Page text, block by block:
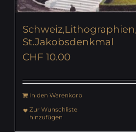
St.Jakobsdenkmal
CHF 10.00
In den Warenkorb
Zur Wunschliste
hinzufügen